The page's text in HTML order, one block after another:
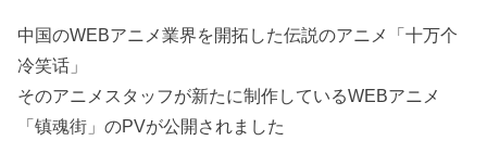
中国のWEBアニメ業界を開拓した伝説のアニメ「十万个
冷笑话」
そのアニメスタッフが新たに制作しているWEBアニメ
「镇魂街」のPVが公開されました